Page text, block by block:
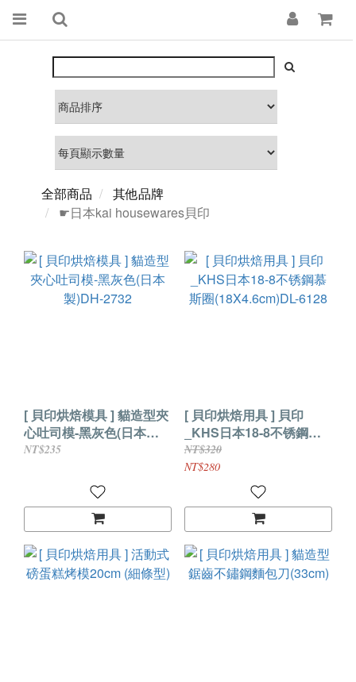
全部商品
其他品牌
☛日本kai housewares貝印
[ 貝印烘焙模具 ] 貓造型夾
心吐司模-黑灰色(日本
製)DH-2732
NT$235
[ 貝印烘焙用具 ] 貝印
_KHS日本18-8不锈鋼慕
斯圈(18X4.6cm)DL-6128
NT$320
NT$280